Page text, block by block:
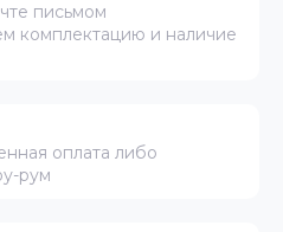
письмом
комплектацию и наличие
оплата либо
рум